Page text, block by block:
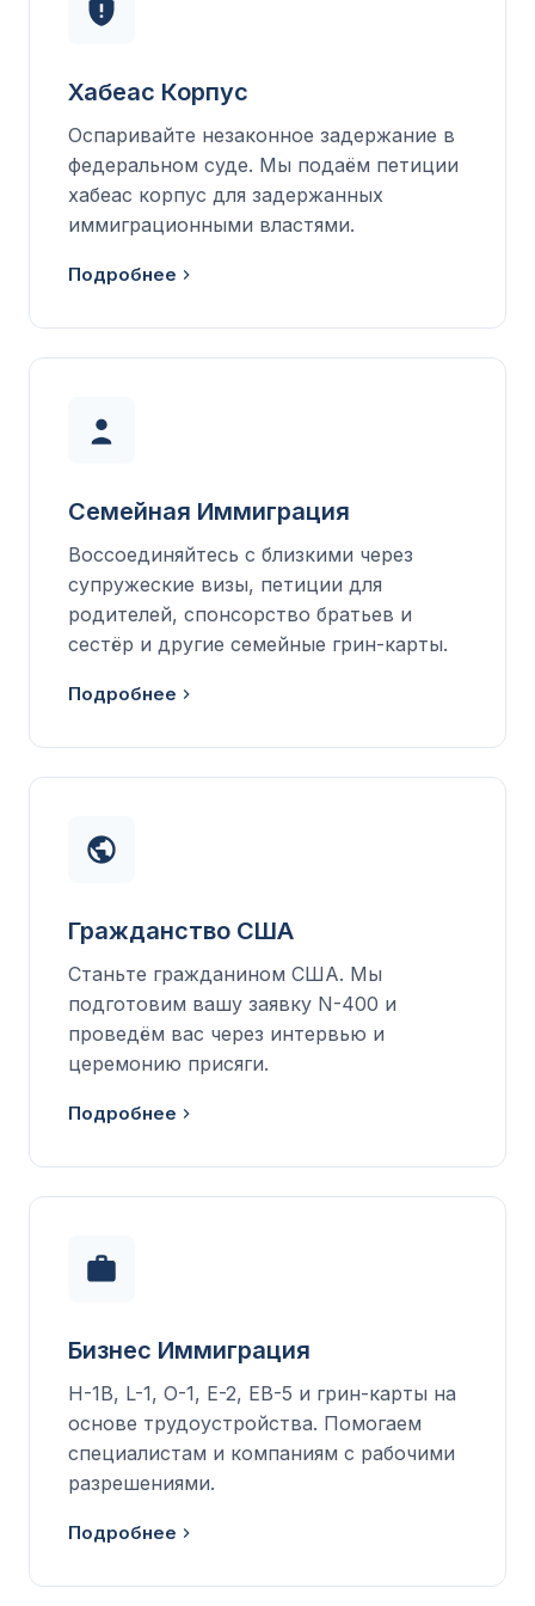
Хабеас Корпус
Оспаривайте незаконное задержание в
федеральном суде. Мы подаём петиции
хабеас корпус для задержанных
иммиграционными властями.
Подробнее
Семейная Иммиграция
Воссоединяйтесь с близкими через
супружеские визы, петиции для
родителей, спонсорство братьев и
сестёр и другие семейные грин-карты.
Подробнее
Гражданство США
Станьте гражданином США. Мы
подготовим вашу заявку N-400 и
проведём вас через интервью и
церемонию присяги.
Подробнее
Бизнес Иммиграция
H-1B, L-1, O-1, E-2, EB-5 и грин-карты на
основе трудоустройства. Помогаем
специалистам и компаниям с рабочими
разрешениями.
Подробнее